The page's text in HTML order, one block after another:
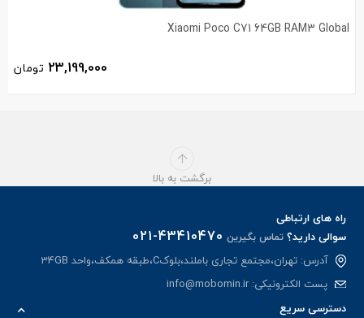
Xiaomi Poco C71 64GB RAM3 Global
23,199,000 تومان
برگشت به بالا
راه های ارتباطی
سوالی دارید؟تماس بگیرین 021-43410470
آدرس: تهران،مجتمع تجاری باملند،بلوکC،طبقه همکف،واحد 34GB
پست الکترونیکی:info@mobomin.ir
دسترسی سریع